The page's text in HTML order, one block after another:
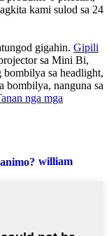
kami sulod sa 24
gigahin. Gipili
sa Mini Bi,
bombilya sa headlight,
bombilya, nanguna sa
nga mga
william